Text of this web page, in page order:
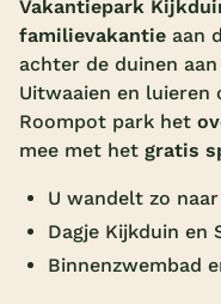
Vakantiepark
familievakantie aan
achter de duinen
Uitwaaien en
Roompot park het
mee met het gratis
U wandelt zo
Dagje Kijkduin en
Binnenzwembad